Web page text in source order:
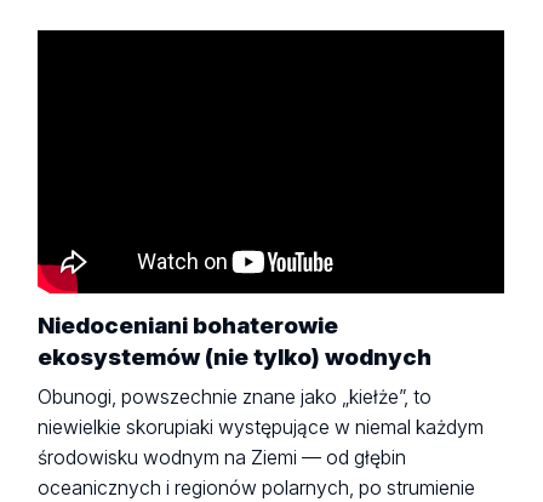
Niedoceniani bohaterowie
ekosystemów (nie tylko) wodnych
Obunogi, powszechnie znane jako „kiełże”, to
niewielkie skorupiaki występujące w niemal każdym
środowisku wodnym na Ziemi — od głębin
oceanicznych i regionów polarnych, po strumienie